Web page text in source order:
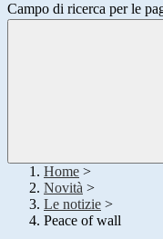
Campo di ricerca per le
Home >
Novità >
Le notizie >
Peace of wall